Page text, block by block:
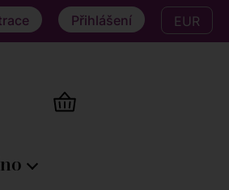
Přihlášení EUR